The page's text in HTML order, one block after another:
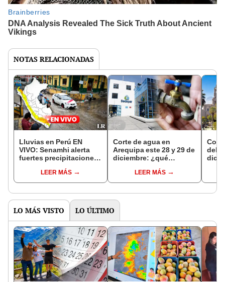
NOTAS RELACIONADAS
Lluvias en Perú EN
VIVO: Senamhi alerta
fuertes precipitaciones
LEER MÁS
Corte de agua en
Arequipa este 28 y 29 de
diciembre: ¿qué
afectados?LEER MÁS
del
LO MÁS VISTO LO ÚLTIMO